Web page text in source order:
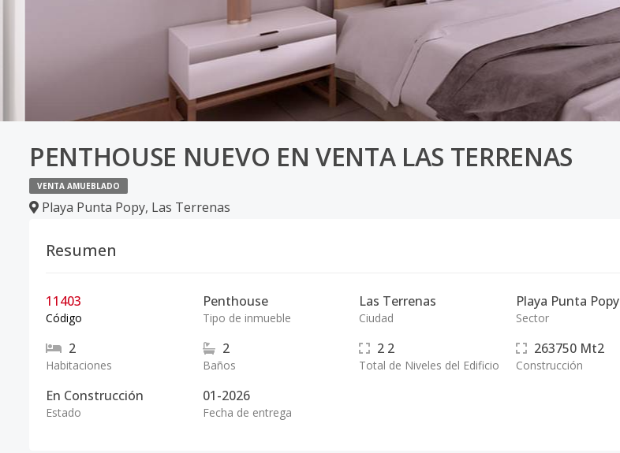
PENTHOUSE NUEVO EN VENTA LAS TERRENAS
VENTA AMUEBLADO
Playa Punta Popy, Las Terrenas
Resumen
11403
Código
Penthouse
Tipo de inmueble
Las Terrenas
Ciudad
Playa Punta Popy
Sector
2
Habitaciones
2
Baños
2 2
Total de Niveles del Edificio
263750 Mt2
Construcción
En Construcción
Estado
01-2026
Fecha de entrega